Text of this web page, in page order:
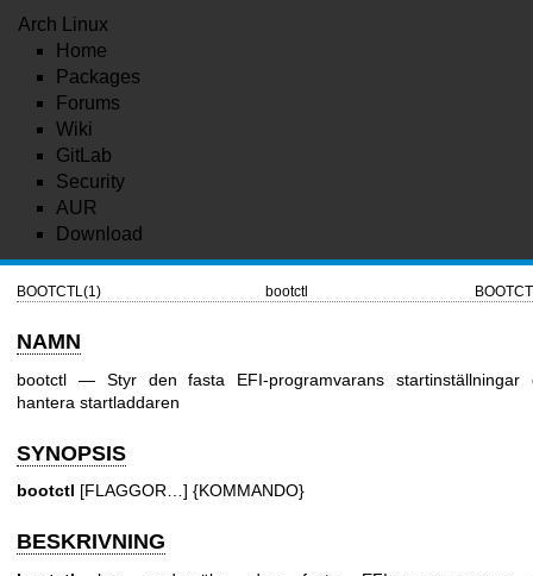
Arch Linux
Home
Packages
Forums
Wiki
GitLab
Security
AUR
Download
BOOTCTL(1) bootctl
NAMN
bootctl — Styr den fasta EFI-programvarans startinställningar
hantera startladdaren
SYNOPSIS
bootctl [FLAGGOR…] {KOMMANDO}
BESKRIVNING